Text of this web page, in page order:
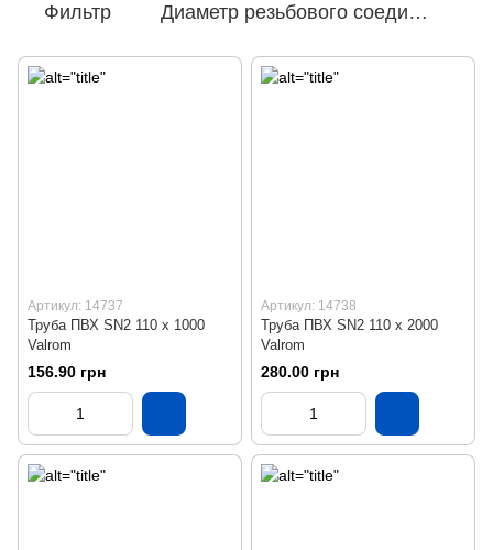
Фильтр Диаметр резьбового соединения
Артикул: 14737
Труба ПВХ SN2 110 х 1000
Valrom
156.90 грн
Артикул: 14738
Труба ПВХ SN2 110 х 2000
Valrom
280.00 грн